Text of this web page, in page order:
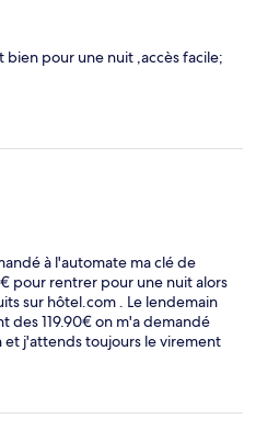
bien pour une nuit ,accès facile;
à l'automate ma clé de
pour rentrer pour une nuit alors
sur hôtel.com . Le lendemain
des 119.90€ on m'a demandé
et j'attends toujours le virement